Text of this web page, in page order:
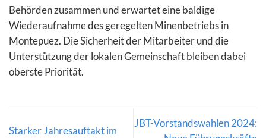
Behörden zusammen und erwartet eine baldige
Wiederaufnahme des geregelten Minenbetriebs in
Montepuez. Die Sicherheit der Mitarbeiter und die
Unterstützung der lokalen Gemeinschaft bleiben dabei
oberste Priorität.
Starker Jahresauftakt im
JBT-Vorstandswahlen 2024: